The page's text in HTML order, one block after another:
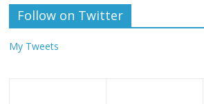
Follow on Twitter
My Tweets